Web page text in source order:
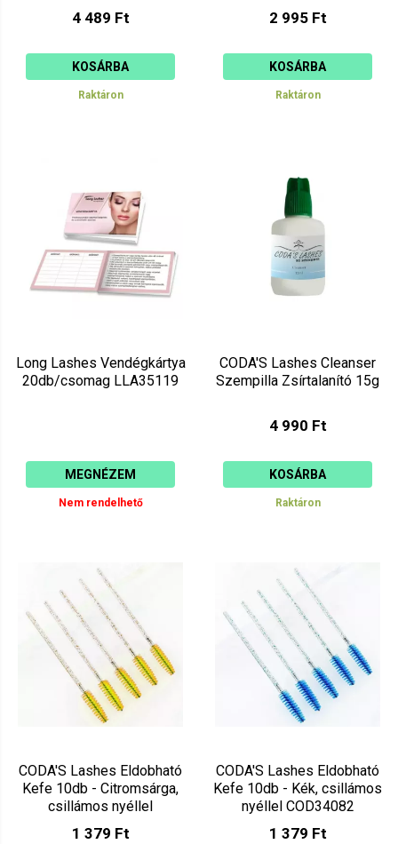
4 489 Ft
KOSÁRBA
Raktáron
2 995 Ft
KOSÁRBA
Raktáron
Long Lashes Vendégkártya
20db/csomag LLA35119
MEGNÉZEM
Nem rendelhető
CODA'S Lashes Cleanser
Szempilla Zsírtalanító 15g
4 990 Ft
KOSÁRBA
Raktáron
CODA'S Lashes Eldobható
Kefe 10db - Citromsárga,
csillámos nyéllel
COD34083
1 379 Ft
CODA'S Lashes Eldobható
Kefe 10db - Kék, csillámos
nyéllel COD34082
1 379 Ft